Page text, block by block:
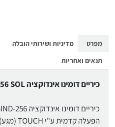
מפרט מדיניות ושירותי הובלה
תנאים ואחריות
כיריים דומינו אינדוקציה TOUCH FQ3IND-256 SOL
כיריים דומינו אינדוקציה SOL EXCLUSIVE FQ3IND-256
הפעלה קדמית ע"י TOUCH (מגע)